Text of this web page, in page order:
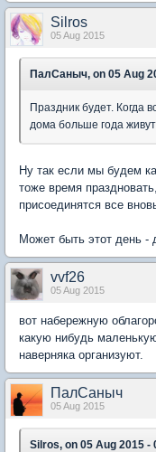
Silros
05 Aug 2015
ПалСаныч, on 05 Aug
Праздник будет. Когда
дома больше года
Ну так если мы будем
тоже время
присоединятся все
Может быть этот день -
vvf26
05 Aug 2015
вот набережную
какую нибудь
наверняка организуют.
ПалСаныч
05 Aug 2015
Silros, on 05 Aug 2015 -